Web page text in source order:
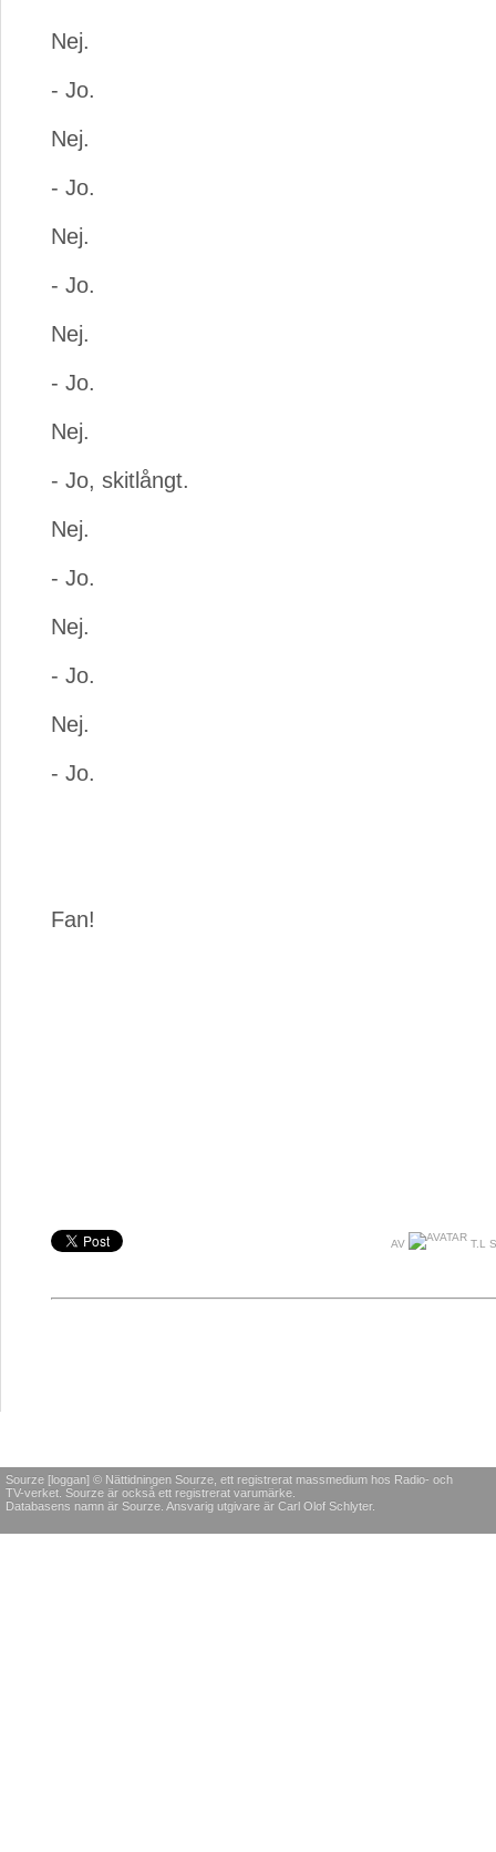
Nej.
- Jo.
Nej.
- Jo.
Nej.
- Jo.
Nej.
- Jo.
Nej.
- Jo, skitlångt.
Nej.
- Jo.
Nej.
- Jo.
Nej.
- Jo.
Fan!
AV T.L
Sourze [loggan] © Nättidningen Sourze, ett registrerat massmedium hos Radio- och
TV-verket. Sourze är också ett registrerat varumärke.
Databasens namn är Sourze. Ansvarig utgivare är Carl Olof Schlyter.